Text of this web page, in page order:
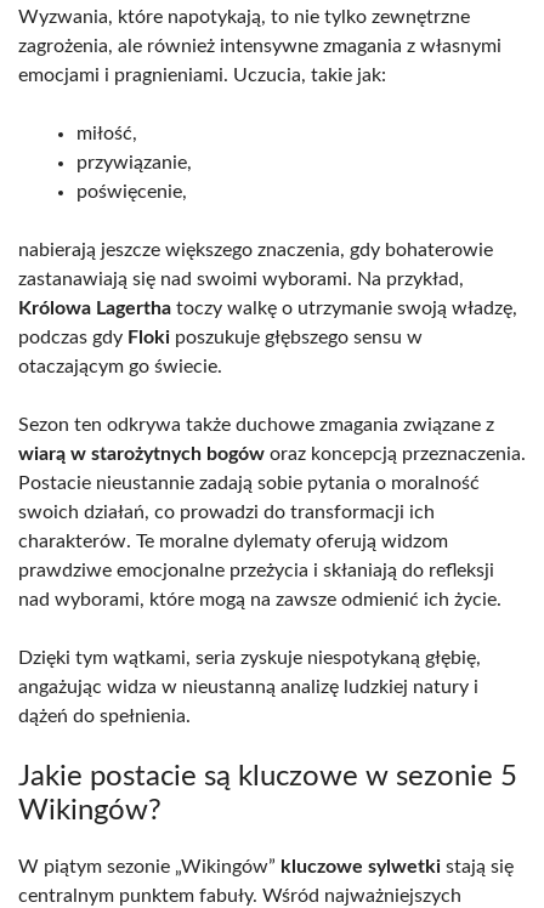
Wyzwania, które napotykają, to nie tylko zewnętrzne
zagrożenia, ale również intensywne zmagania z własnymi
emocjami i pragnieniami. Uczucia, takie jak:
miłość,
przywiązanie,
poświęcenie,
nabierają jeszcze większego znaczenia, gdy bohaterowie
zastanawiają się nad swoimi wyborami. Na przykład,
Królowa Lagertha toczy walkę o utrzymanie swoją władzę,
podczas gdy Floki poszukuje głębszego sensu w
otaczającym go świecie.
Sezon ten odkrywa także duchowe zmagania związane z
wiarą w starożytnych bogów oraz koncepcją przeznaczenia.
Postacie nieustannie zadają sobie pytania o moralność
swoich działań, co prowadzi do transformacji ich
charakterów. Te moralne dylematy oferują widzom
prawdziwe emocjonalne przeżycia i skłaniają do refleksji
nad wyborami, które mogą na zawsze odmienić ich życie.
Dzięki tym wątkami, seria zyskuje niespotykaną głębię,
angażując widza w nieustanną analizę ludzkiej natury i
dążeń do spełnienia.
Jakie postacie są kluczowe w sezonie 5
Wikingów?
W piątym sezonie „Wikingów” kluczowe sylwetki stają się
centralnym punktem fabuły. Wśród najważniejszych